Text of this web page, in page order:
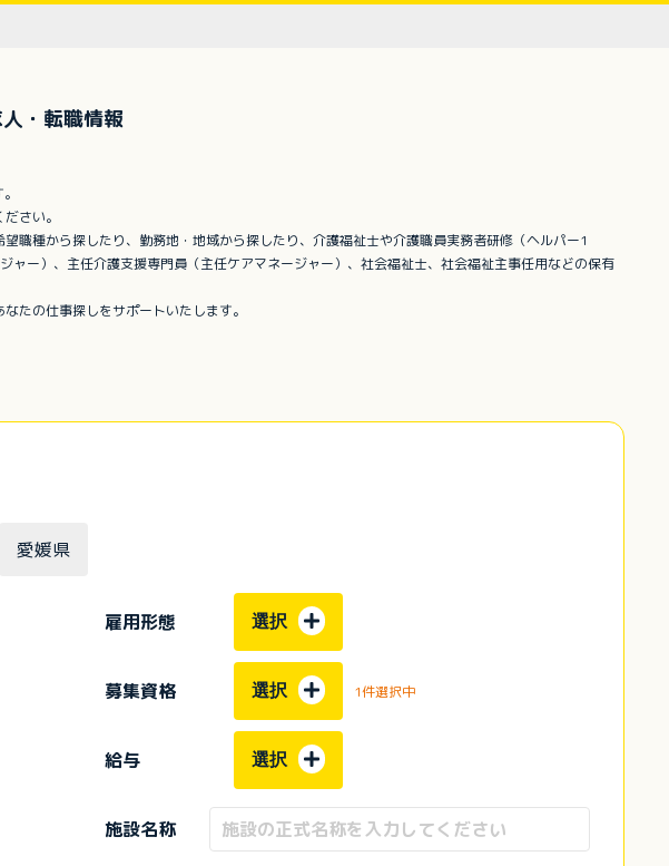
・転職情報
さい。
職種から探したり、勤務地・地域から探したり、介護福祉士や介護職員実務者研修（ヘルパー1
ー）、主任介護支援専門員（主任ケアマネージャー）、社会福祉士、社会福祉主事任用などの保有
たの仕事探しをサポートいたします。
愛媛県
雇用形態 選択
募集資格 選択 1件選択中
給与 選択
施設名称